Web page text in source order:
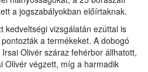
a jogszabályokban előírtaknak.
kedveltségi vizsgálatán ezúttal is
a termékeket. A dobogó
Olivér száraz fehérbor állhatott,
Olivér végzett, míg a harmadik